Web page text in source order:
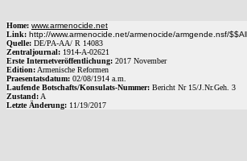
Home: www.armenocide.net
Link: http://www.armenocide.net/armenocide/armgende.nsf/
Quelle: DE/PA-AA/ R 14083
Zentraljournal: 1914-A-02621
Erste Internetveröffentlichung: 2017 November
Edition: Armenische Reformen
Praesentatsdatum: 02/08/1914 a.m.
Laufende Botschafts/Konsulats-Nummer: Bericht Nr 15/J.Nr.Geh. 3
Zustand: A
Letzte Änderung: 11/19/2017